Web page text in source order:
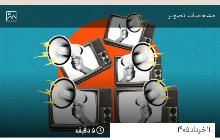
نمایش
مشخصات تصویر
۱۱ خرداد ۱۴۰۵ ۵ دقیقه